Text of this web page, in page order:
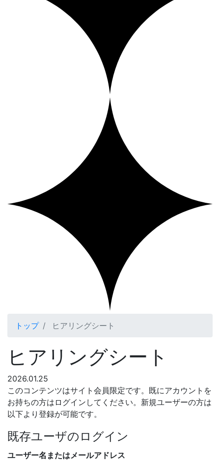
トップ ヒアリングシート
ヒアリングシート
2026.01.25
このコンテンツはサイト会員限定です。既にアカウントを
お持ちの方はログインしてください。新規ユーザーの方は
以下より登録が可能です。
既存ユーザのログイン
ユーザー名またはメールアドレス